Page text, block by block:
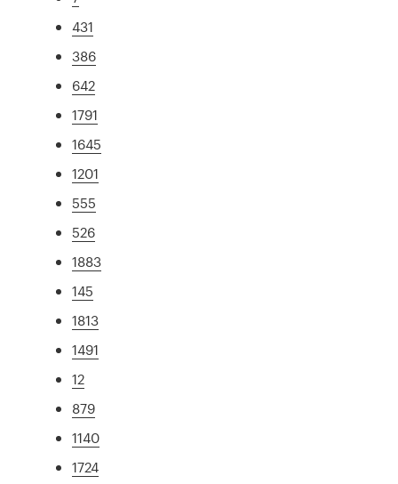
431
386
642
1791
1645
1201
555
526
1883
145
1813
1491
12
879
1140
1724